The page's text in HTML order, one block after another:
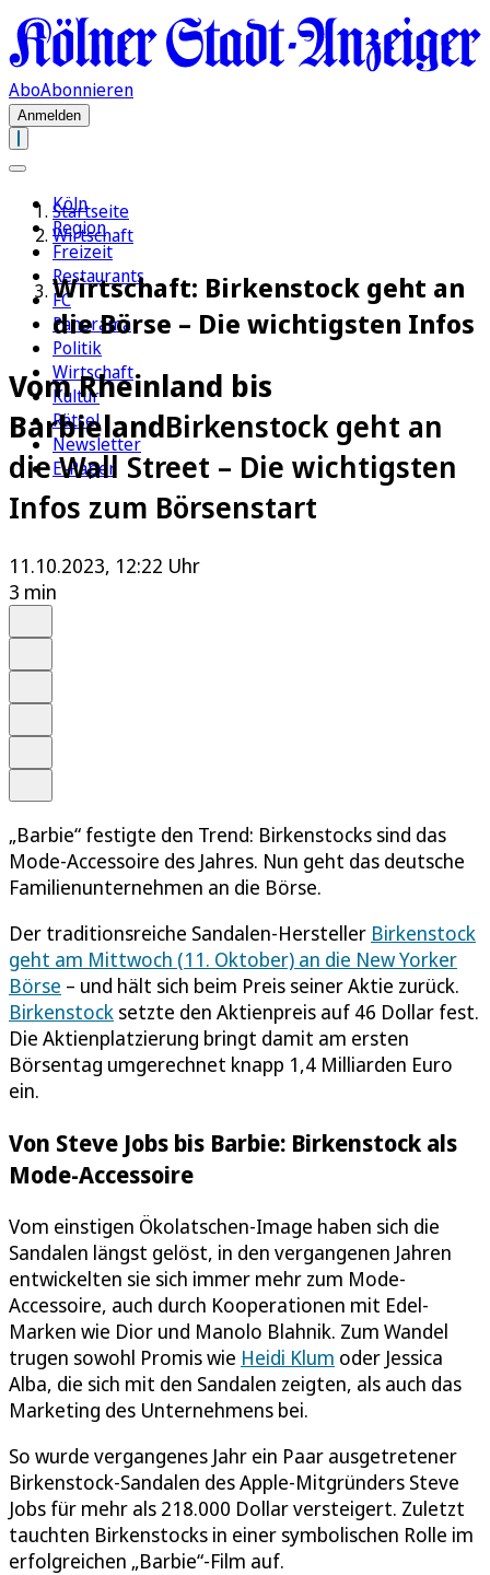
AboAbonnieren
Anmelden
Köln
Region
Freizeit
Restaurants
FC
Panorama
Politik
Wirtschaft
Kultur
Rätsel
Newsletter
E-Paper
Startseite
Wirtschaft
Wirtschaft: Birkenstock geht an
die Börse – Die wichtigsten Infos
Vom Rheinland bis
BarbielandBirkenstock geht an
die Wall Street – Die wichtigsten
Infos zum Börsenstart
11.10.2023, 12:22 Uhr
3 min
„Barbie“ festigte den Trend: Birkenstocks sind das
Mode-Accessoire des Jahres. Nun geht das deutsche
Familienunternehmen an die Börse.
Der traditionsreiche Sandalen-Hersteller Birkenstock
geht am Mittwoch (11. Oktober) an die New Yorker
Börse – und hält sich beim Preis seiner Aktie zurück.
Birkenstock setzte den Aktienpreis auf 46 Dollar fest.
Die Aktienplatzierung bringt damit am ersten
Börsentag umgerechnet knapp 1,4 Milliarden Euro
ein.
Von Steve Jobs bis Barbie: Birkenstock als
Mode-Accessoire
Vom einstigen Ökolatschen-Image haben sich die
Sandalen längst gelöst, in den vergangenen Jahren
entwickelten sie sich immer mehr zum Mode-
Accessoire, auch durch Kooperationen mit Edel-
Marken wie Dior und Manolo Blahnik. Zum Wandel
trugen sowohl Promis wie Heidi Klum oder Jessica
Alba, die sich mit den Sandalen zeigten, als auch das
Marketing des Unternehmens bei.
So wurde vergangenes Jahr ein Paar ausgetretener
Birkenstock-Sandalen des Apple-Mitgründers Steve
Jobs für mehr als 218.000 Dollar versteigert. Zuletzt
tauchten Birkenstocks in einer symbolischen Rolle im
erfolgreichen „Barbie“-Film auf.